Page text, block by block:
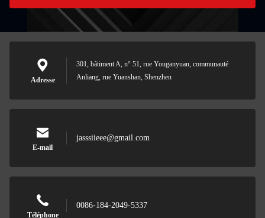
Adresse
301, bâtiment A, n° 51, rue Youganyuan, communauté
Anliang, rue Yuanshan, Shenzhen
E-mail
jasssiieee@gmail.com
Téléphone
0086-184-2049-5337